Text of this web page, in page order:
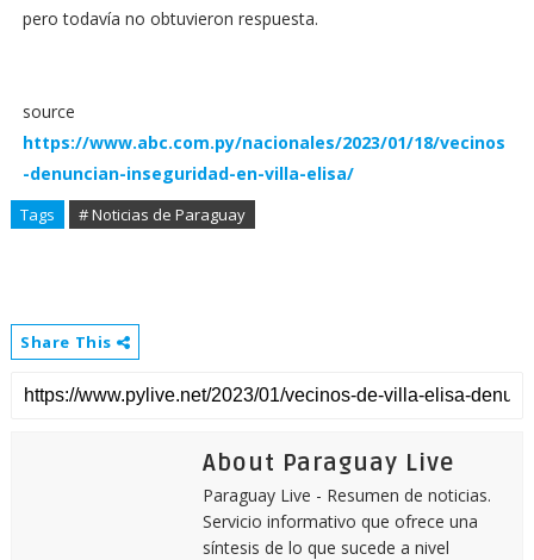
pero todavía no obtuvieron respuesta.
source
https://www.abc.com.py/nacionales/2023/01/18/vecinos
-denuncian-inseguridad-en-villa-elisa/
Tags # Noticias de Paraguay
Share This
About Paraguay Live
Paraguay Live - Resumen de noticias.
Servicio informativo que ofrece una
síntesis de lo que sucede a nivel